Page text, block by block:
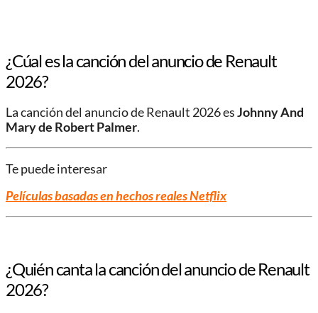
¿Cúal es la canción del anuncio de Renault
2026?
La canción del anuncio de Renault 2026 esJohnny And
Mary de Robert Palmer.
Te puede interesar
Películas basadas en hechos reales Netflix
¿Quién canta la canción del anuncio de Renault
2026?